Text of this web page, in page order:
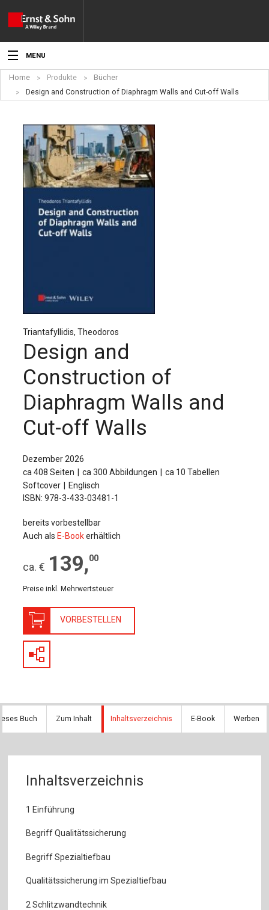
MENU
Aktuelles
Angebote
Fachgebiete
Produkte
Werben
Verlag
Sprache / Language: DE
Home Produkte
Bücher
Design and Construction of Diaphragm Walls and Cut-off Walls
Triantafyllidis, Theodoros
Design and
Construction of
Diaphragm Walls and
Cut-off Walls
Dezember 2026
ca 408 Seiten
ca 300 Abbildungen
ca 10 Tabellen
Softcover
Englisch
ISBN: 978-3-433-03481-1
bereits vorbestellbar
Auch als E-Bookerhältlich
ca. € 139,00
Preise inkl. Mehrwertsteuer
VORBESTELLEN
Buch Zum Inhalt Inhaltsverzeichnis E-Book Werben
Inhaltsverzeichnis
1 Einführung
Begriff Qualitätssicherung
Begriff Spezialtiefbau
Qualitätssicherung im Spezialtiefbau
2 Schlitzwandtechnik